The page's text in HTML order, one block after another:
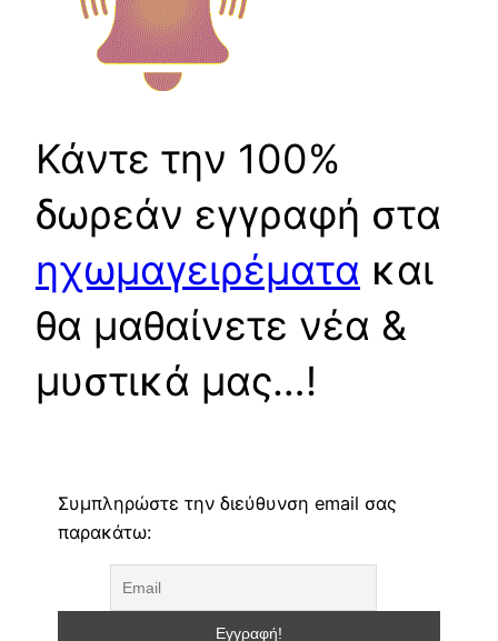
Κάντε την 100%
δωρεάν εγγραφή στα
ηχωμαγειρέματα και
θα μαθαίνετε νέα &
μυστικά μας…!
Συμπληρώστε την διεύθυνση email σας
παρακάτω: